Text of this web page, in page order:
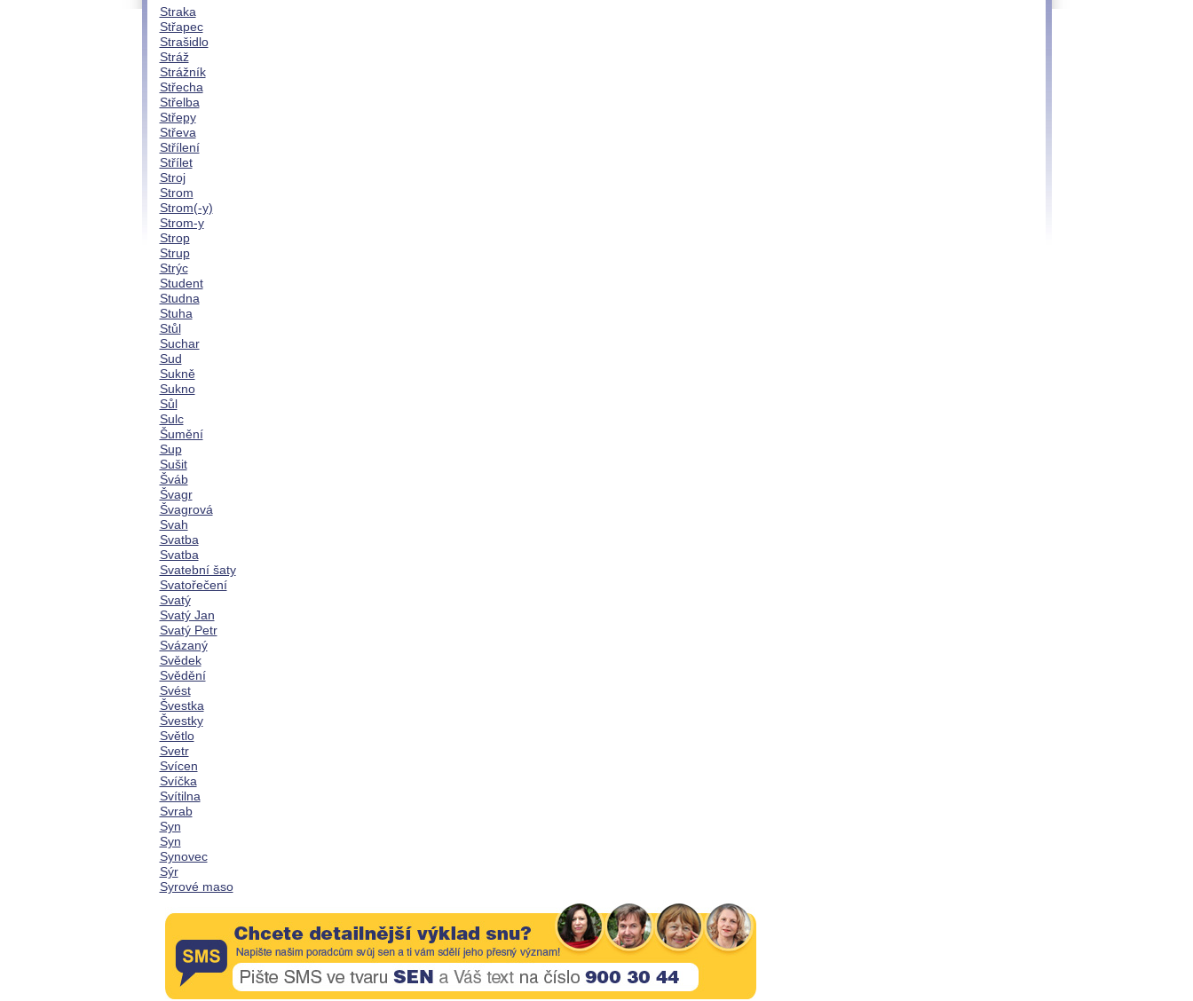
Straka
Střapec
Strašidlo
Stráž
Strážník
Střecha
Střelba
Střepy
Střeva
Střílení
Střílet
Stroj
Strom
Strom(-y)
Strom-y
Strop
Strup
Strýc
Student
Studna
Stuha
Stůl
Suchar
Sud
Sukně
Sukno
Sůl
Sulc
Šumění
Sup
Sušit
Šváb
Švagr
Švagrová
Svah
Svatba
Svatba
Svatební šaty
Svatořečení
Svatý
Svatý Jan
Svatý Petr
Svázaný
Svědek
Svědění
Svést
Švestka
Švestky
Světlo
Svetr
Svícen
Svíčka
Svítilna
Svrab
Syn
Syn
Synovec
Sýr
Syrové maso